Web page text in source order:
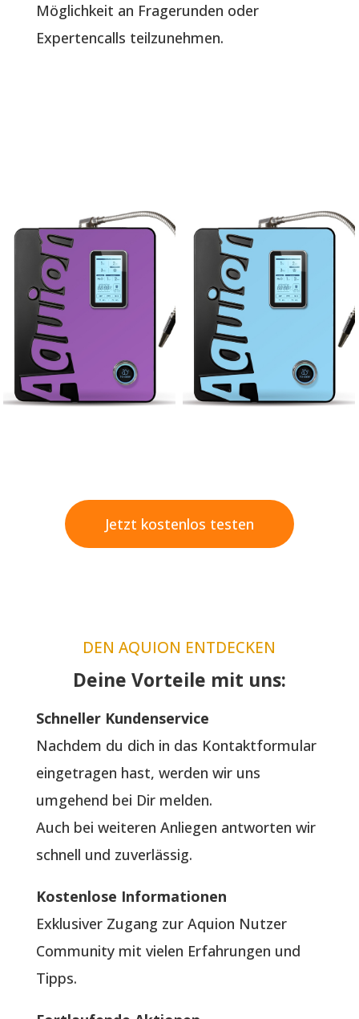
Möglichkeit an Fragerunden oder
Expertencalls teilzunehmen.
Jetzt kostenlos testen
DEN AQUION ENTDECKEN
Deine Vorteile mit uns:
Schneller Kundenservice
Nachdem du dich in das Kontaktformular
eingetragen hast, werden wir uns
umgehend bei Dir melden.
Auch bei weiteren Anliegen antworten wir
schnell und zuverlässig.
Kostenlose Informationen
Exklusiver Zugang zur Aquion Nutzer
Community mit vielen Erfahrungen und
Tipps.